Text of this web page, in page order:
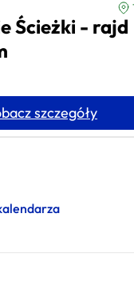
Ścieżki - rajd
szczegóły